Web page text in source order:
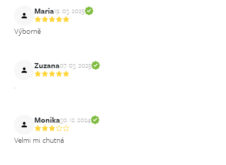
Maria19. 03. 2025
Výborně
Zuzana07. 03. 2025
.
Monika30. 12. 2024
Velmi mi chutná